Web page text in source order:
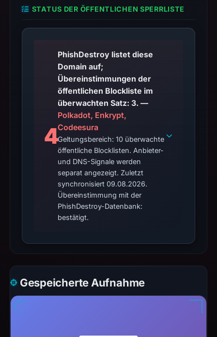
STATUS DER ÖFFENTLICHEN SPERRLISTE
4
PhishDestroy listet diese
Domain auf;
Übereinstimmungen der
öffentlichen Blockliste im
überwachten Satz: 3. —
Polkadot, Enkrypt,
Codeesura
Geltungsbereich: 10 überwachte
öffentliche Blocklisten. Anbieter-
und DNS-Signale werden
separat angezeigt. Zuletzt
synchronisiert 09.08.2026.
Übereinstimmung mit der
PhishDestroy-Datenbank:
bestätigt.
Gespeicherte Aufnahme